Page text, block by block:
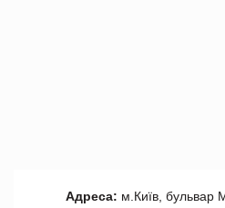
Адреса: м.Київ, бульвар